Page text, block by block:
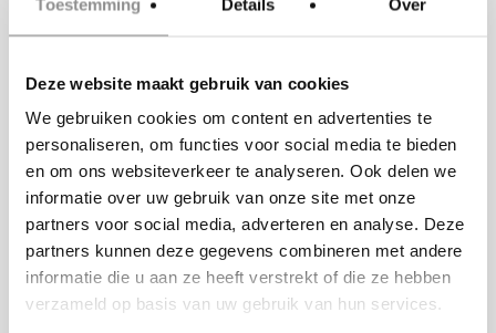
Toestemming Details Over
Deze website maakt gebruik van cookies
We gebruiken cookies om content en advertenties te
personaliseren, om functies voor social media te bieden
en om ons websiteverkeer te analyseren. Ook delen we
informatie over uw gebruik van onze site met onze
partners voor social media, adverteren en analyse. Deze
partners kunnen deze gegevens combineren met andere
informatie die u aan ze heeft verstrekt of die ze hebben
verzameld op basis van uw gebruik van hun services.
werden foto’s van het bruidspaar
terras van Kasteel Erenstein
konden alle toekomstige
bruidsparen nog even nakletsen
over alle inspiratie die zij deze
dag hebben opgedaan onder het